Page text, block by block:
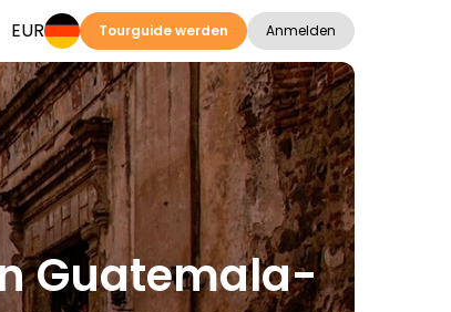
EUR Tourguide werden Anmelden
Guatemala-